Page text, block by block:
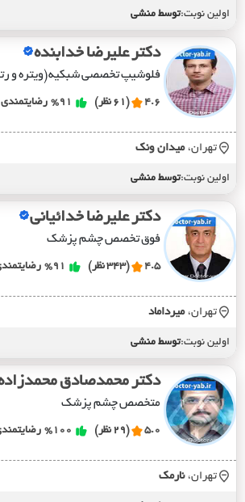
اولین نوبت:توسط منشی
دکتر علیرضا خدابنده
فلوشیپ تخصصی شبکیه(ویتره و
4.6 (61 نظر) %91 رضایتمندی
تهران، ميدان ونک
اولین نوبت:توسط منشی
دکتر علیرضا خدائیانی
فوق تخصص چشم پزشک
4.5 (343 نظر) %91
تهران، ميرداماد
اولین نوبت:توسط منشی
دکتر محمدصادق
متخصص چشم پزشک
5.0 (29 نظر) %100
تهران، نارمک